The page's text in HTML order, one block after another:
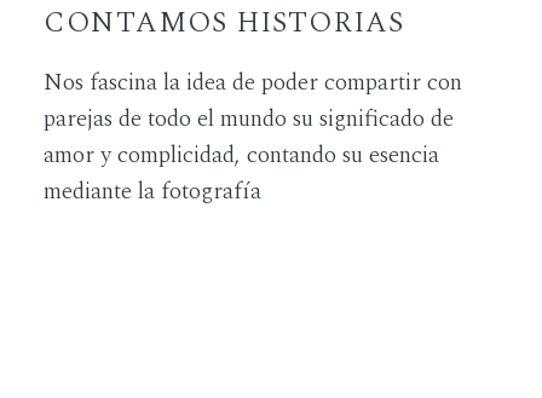
CONTAMOS HISTORIAS
Nos fascina la idea de poder compartir con
parejas de todo el mundo su significado de
amor y complicidad, contando su esencia
mediante la fotografía